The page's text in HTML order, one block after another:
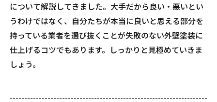
について解説してきました。大手だから良い・悪いとい
うわけではなく、自分たちが本当に良いと思える部分を
持っている業者を選び抜くことが失敗のない外壁塗装に
仕上げるコツでもあります。しっかりと見極めていきま
しょう。
--------------------------------------------------------------------